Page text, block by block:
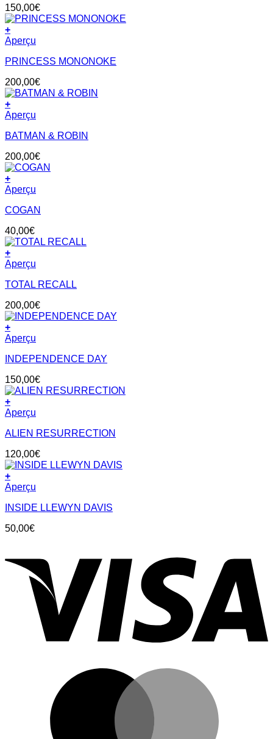
150,00€
+
Aperçu
PRINCESS MONONOKE
200,00€
+
Aperçu
BATMAN & ROBIN
200,00€
+
Aperçu
COGAN
40,00€
+
Aperçu
TOTAL RECALL
200,00€
+
Aperçu
INDEPENDENCE DAY
150,00€
+
Aperçu
ALIEN RESURRECTION
120,00€
+
Aperçu
INSIDE LLEWYN DAVIS
50,00€